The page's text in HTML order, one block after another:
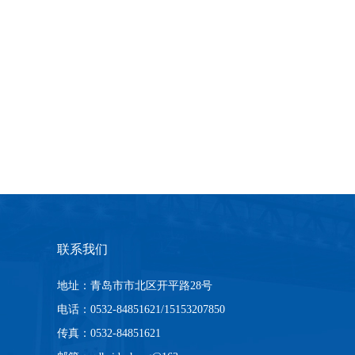
联系我们
地址：青岛市市北区开平路28号
电话：0532-84851621/15153207850
传真：0532-84851621